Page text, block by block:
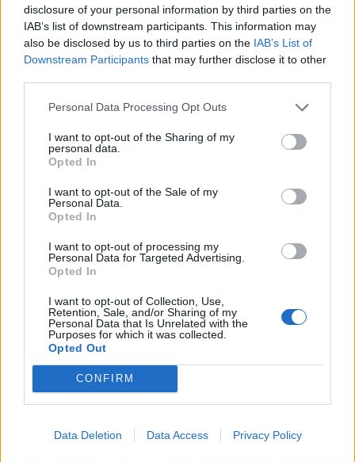
disclosure of your personal information by third parties on the
IAB’s list of downstream participants. This information may
also be disclosed by us to third parties on the IAB’s List of
Downstream Participants that may further disclose it to other
Personal Data Processing Opt Outs
I want to opt-out of the Sharing of my
personal data.
Opted In
I want to opt-out of the Sale of my
Personal Data.
Opted In
I want to opt-out of processing my
Personal Data for Targeted Advertising.
Opted In
I want to opt-out of Collection, Use,
Retention, Sale, and/or Sharing of my
Personal Data that Is Unrelated with the
Purposes for which it was collected.
Opted Out
CONFIRM
Data Deletion Data Access Privacy Policy
Laisvalaikis
Ar jums pakaks
išradingumo teisingai
išspręsti matematinį
galvosūkį, panaudojant
Sveikata
Plaukai mažiau
riebaluosis: į šampūną
tereikia įberti vieną
ingredientą
NAUJI